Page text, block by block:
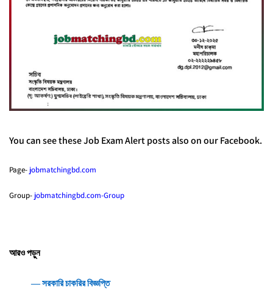
You can see these Job Exam Alert posts also on our Facebook.
Page- jobmatchingbd.com
Group- jobmatchingbd.com-Group
আরও পড়ুন
― সরকারি চাকরির বিজ্ঞপ্তি